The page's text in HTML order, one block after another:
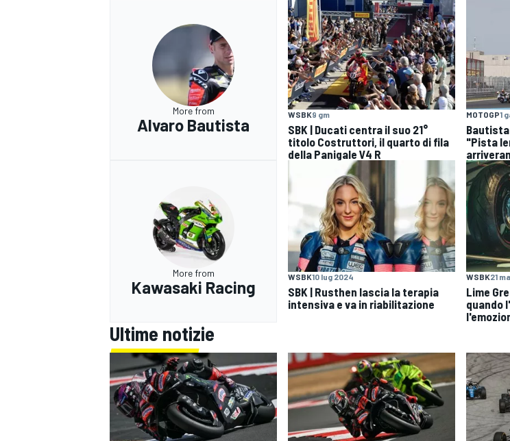
More from
Alvaro Bautista
WSBK9 gm
SBK | Ducati centra il suo 21°
titolo Costruttori, il quarto di fila
della Panigale V4 R
MOTOGP1
"Pista
More from
Kawasaki Racing
WSBK10 lug 2024
SBK | Rusthen lascia la terapia
intensiva e va in riabilitazione
WSBK21
Lime
quando
Ultime notizie